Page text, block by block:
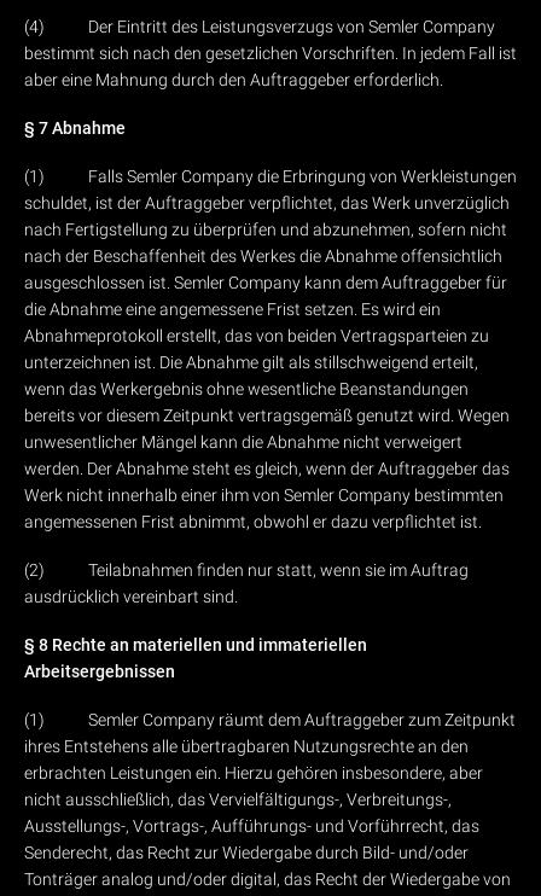
(4) Der Eintritt des Leistungsverzugs von Semler Company
bestimmt sich nach den gesetzlichen Vorschriften. In jedem Fall ist
aber eine Mahnung durch den Auftraggeber erforderlich.
§ 7 Abnahme
(1) Falls Semler Company die Erbringung von Werkleistungen
schuldet, ist der Auftraggeber verpflichtet, das Werk unverzüglich
nach Fertigstellung zu überprüfen und abzunehmen, sofern nicht
nach der Beschaffenheit des Werkes die Abnahme offensichtlich
ausgeschlossen ist. Semler Company kann dem Auftraggeber für
die Abnahme eine angemessene Frist setzen. Es wird ein
Abnahmeprotokoll erstellt, das von beiden Vertragsparteien zu
unterzeichnen ist. Die Abnahme gilt als stillschweigend erteilt,
wenn das Werkergebnis ohne wesentliche Beanstandungen
bereits vor diesem Zeitpunkt vertragsgemäß genutzt wird. Wegen
unwesentlicher Mängel kann die Abnahme nicht verweigert
werden. Der Abnahme steht es gleich, wenn der Auftraggeber das
Werk nicht innerhalb einer ihm von Semler Company bestimmten
angemessenen Frist abnimmt, obwohl er dazu verpflichtet ist.
(2) Teilabnahmen finden nur statt, wenn sie im Auftrag
ausdrücklich vereinbart sind.
§ 8 Rechte an materiellen und immateriellen
Arbeitsergebnissen
(1) Semler Company räumt dem Auftraggeber zum Zeitpunkt
ihres Entstehens alle übertragbaren Nutzungsrechte an den
erbrachten Leistungen ein. Hierzu gehören insbesondere, aber
nicht ausschließlich, das Vervielfältigungs-, Verbreitungs-,
Ausstellungs-, Vortrags-, Aufführungs- und Vorführrecht, das
Senderecht, das Recht zur Wiedergabe durch Bild- und/oder
Tonträger analog und/oder digital, das Recht der Wiedergabe von